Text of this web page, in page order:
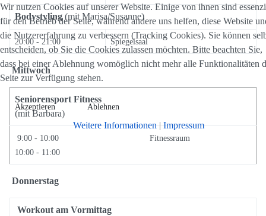
Bodystyling(mit Marisa/Susanne)
20:00 - 21:00 Spiegelsaal
Mittwoch
Seniorensport Fitness
(mit Barbara)
9:00 - 10:00
10:00 - 11:00
Fitnessraum
Donnerstag
Workout am Vormittag
Wir nutzen Cookies auf unserer Website. Einige von ihnen sind
für den Betrieb der Seite, während andere uns helfen, diese Website
die Nutzererfahrung zu verbessern (Tracking Cookies). Sie können
entscheiden, ob Sie die Cookies zulassen möchten. Bitte beachten Sie,
dass bei einer Ablehnung womöglich nicht mehr alle Funktionalitäten
Seite zur Verfügung stehen.
Akzeptieren Ablehnen
Weitere Informationen | Impressum